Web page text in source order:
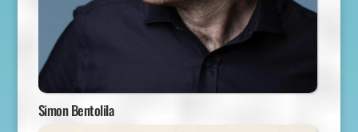
Simon Bentolila